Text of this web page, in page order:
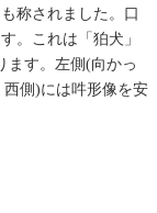
称されました。口
。これは「狛犬」
ます。左側(向かっ
側)には吽形像を安